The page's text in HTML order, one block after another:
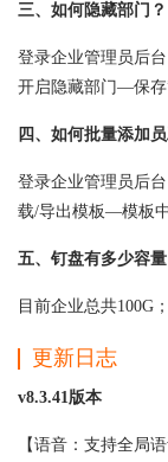
三、如何隐藏部门？
登录企业管理员后
开启隐藏部门—保存
四、如何批量添加员
登录企业管理员后
载/导出模板—模板
五、钉盘有多少容量
目前企业总共100G；
更新日志
v8.3.41版本
【语音：支持全局